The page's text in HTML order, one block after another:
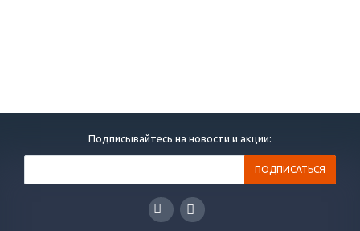
Подписывайтесь на новости и акции: